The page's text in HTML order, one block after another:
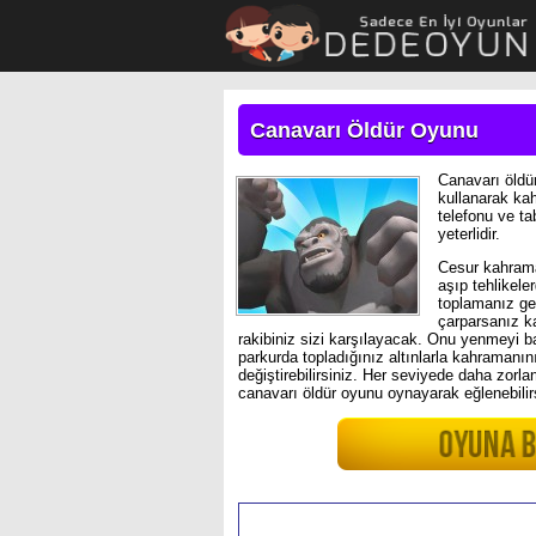
Canavarı Öldür Oyunu
Canavarı
kullanarak
telefonu ve
yeterlidir.
Cesur
aşıp
toplamanız
çarparsanız
rakibiniz sizi karşılayacak. Onu yenmeyi
parkurda topladığınız altınlarla
değiştirebilirsiniz. Her seviyede daha
canavarı öldür oyunu oynayarak